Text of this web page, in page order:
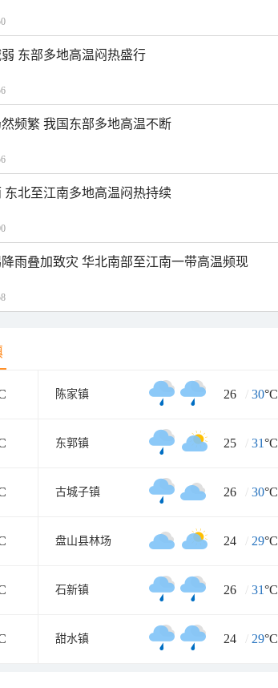
东部多地高温闷热盛行
频繁 我国东部多地高温不断
北至江南多地高温闷热持续
雨叠加致灾 华北南部至江南一带高温频现
陈家镇 26 / 30°C
东郭镇 25 / 31°C
古城子镇 26 / 30°C
盘山县林场 24 / 29°C
石新镇 26 / 31°C
甜水镇 24 / 29°C